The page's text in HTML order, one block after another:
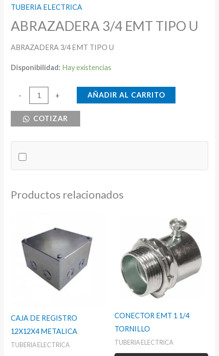
TUBERIA ELECTRICA
ABRAZADERA 3/4 EMT TIPO U
ABRAZADERA 3/4 EMT TIPO U
Disponibilidad: Hay existencias
-
ABRAZADERA
EMT
cantidad
+ AÑADIR AL CARRITO
COTIZAR
Productos relacionados
CAJA DE REGISTRO
12X12X4 METALICA
TUBERIA ELECTRICA
CONECTOR EMT 1 1/4
TORNILLO
TUBERIA ELECTRICA